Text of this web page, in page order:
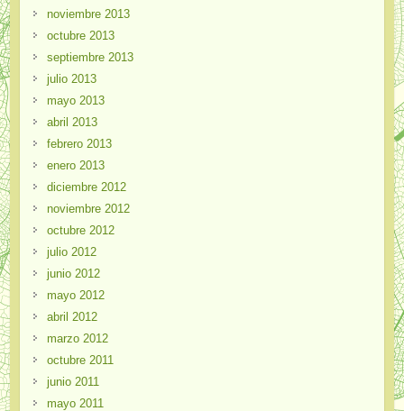
noviembre 2013
octubre 2013
septiembre 2013
julio 2013
mayo 2013
abril 2013
febrero 2013
enero 2013
diciembre 2012
noviembre 2012
octubre 2012
julio 2012
junio 2012
mayo 2012
abril 2012
marzo 2012
octubre 2011
junio 2011
mayo 2011